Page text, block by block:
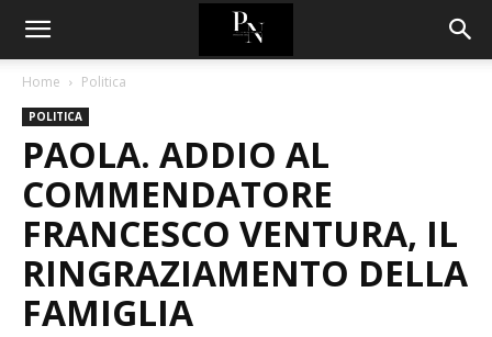
Home Politica
POLITICA
PAOLA. ADDIO AL
COMMENDATORE
FRANCESCO VENTURA, IL
RINGRAZIAMENTO DELLA
FAMIGLIA